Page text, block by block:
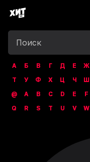
А Б В Г Д Е Ж
Т
У Ф Х Ц Ч Ш
@
A B C D E F
Q
R S T U V W